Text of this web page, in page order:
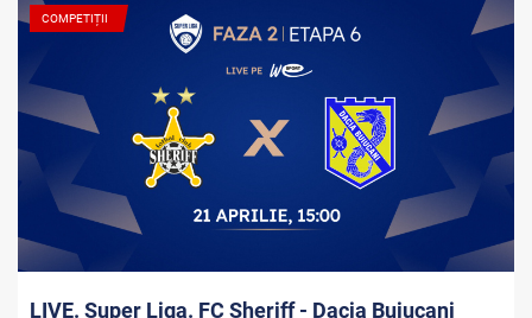
COMPETIȚII
LIVE. Super Liga. FC Sheriff - Dacia Buiucani